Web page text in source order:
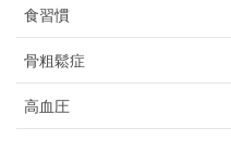
食習慣
骨粗鬆症
高血圧